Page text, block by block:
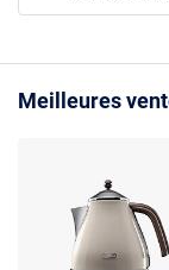
Meilleures